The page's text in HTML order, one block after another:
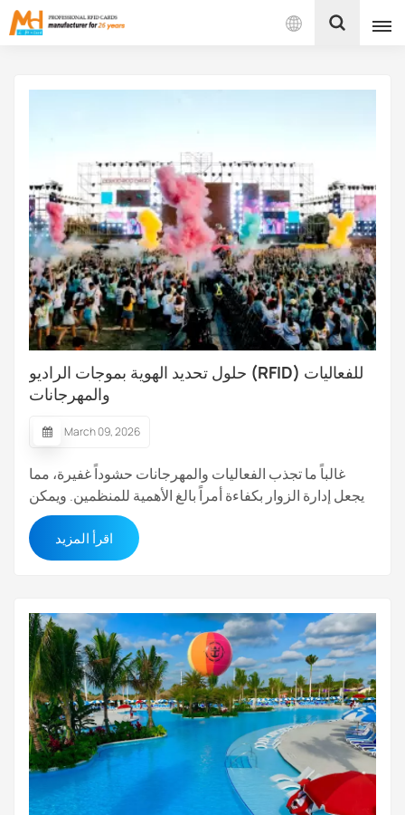
بالعربية
Français
Español
Português
بالعربية
حلول تحديد الهوية بموجات الراديو (RFID) للفعاليات
والمهرجانات
March 09, 2026
غالباً ما تجذب الفعاليات والمهرجانات حشوداً غفيرة، مما
يجعل إدارة الزوار بكفاءة أمراً بالغ الأهمية للمنظمين. ويمكن
أن تؤدي التذاكر الورقية التقليدية وطرق التحقق اليدوية إلى
طوابير طويلة، وتزوير التذاكر، وبطء إجراءات الدخول.توفر
تقنية تحديد الهوية بموجات الراديو (RFID) حلاً سريعاً وموثوقاً
اقرأ المزيد